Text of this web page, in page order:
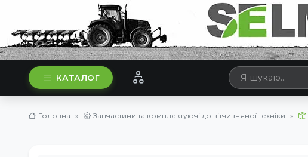
КАТАЛОГ
Головна Запчастини та комплектуючі до вітчизняної техніки